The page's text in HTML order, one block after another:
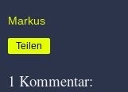
Markus
Teilen
1 Kommentar: